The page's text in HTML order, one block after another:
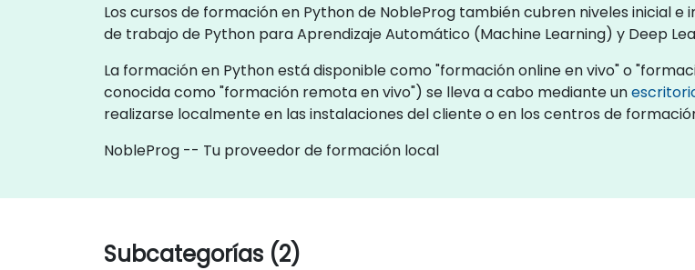
Los cursos de formación en Python de NobleProg también cubren niveles inicial
de trabajo de Python para Aprendizaje Automático (Machine Learning) y Deep
La formación en Python está disponible como "formación online en vivo" o
conocida como "formación remota en vivo") se lleva a cabo mediante un
realizarse localmente en las instalaciones del cliente o en los centros de
NobleProg -- Tu proveedor de formación local
Subcategorías (2)